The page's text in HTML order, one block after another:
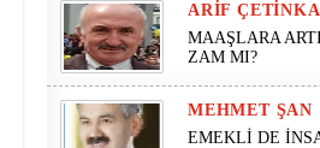
ARIF
MAAŞLARA
ZAM MI?
MEHMET ŞAN
EMEKLİ DE